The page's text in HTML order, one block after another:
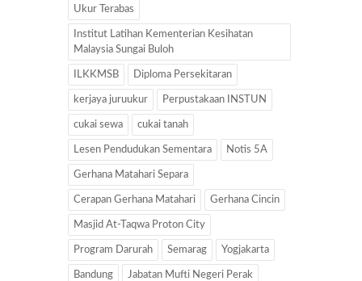
Ukur Terabas
Institut Latihan Kementerian Kesihatan
Malaysia Sungai Buloh
ILKKMSB Diploma Persekitaran
kerjaya juruukur Perpustakaan INSTUN
cukai sewa cukai tanah
Lesen Pendudukan Sementara Notis 5A
Gerhana Matahari Separa
Cerapan Gerhana Matahari Gerhana Cincin
Masjid At-Taqwa Proton City
Program Darurah Semarag Yogjakarta
Bandung Jabatan Mufti Negeri Perak